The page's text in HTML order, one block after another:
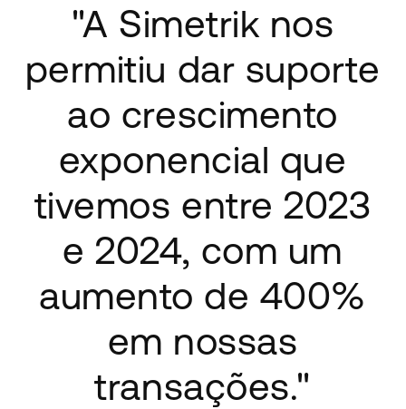
"A Simetrik nos
permitiu dar suporte
ao crescimento
exponencial que
tivemos entre 2023
e 2024, com um
aumento de 400%
em nossas
transações."